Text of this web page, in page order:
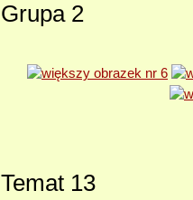
Grupa 2
Temat 13